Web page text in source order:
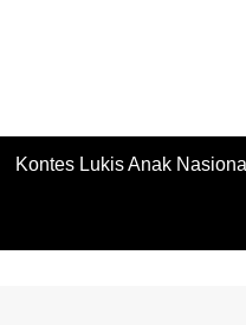
Kontes Lukis Anak Nasional
Jambore Gambar 2020